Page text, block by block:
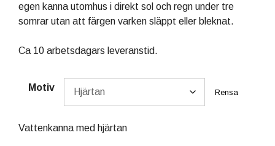
egen kanna utomhus i direkt sol och regn under tre
somrar utan att färgen varken släppt eller bleknat.
Ca 10 arbetsdagars leveranstid.
Motiv Rensa
Vattenkanna med hjärtan